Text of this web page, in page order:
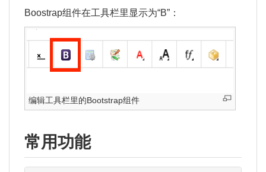
Boostrap组件在工具栏里显示为“B”：
编辑工具栏里的Bootstrap组件
常用功能